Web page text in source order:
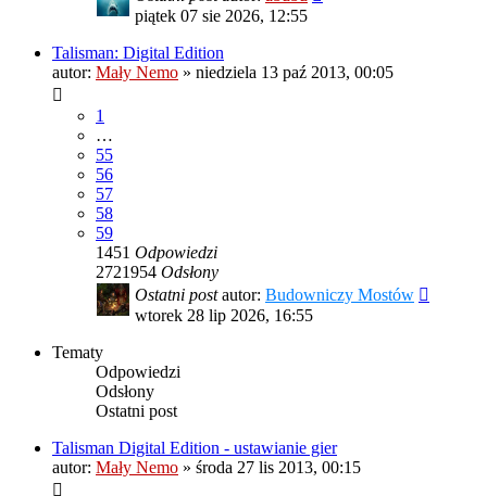
piątek 07 sie 2026, 12:55
Talisman: Digital Edition
autor: Mały Nemo » niedziela 13 paź 2013, 00:05
1
…
55
56
57
58
59
1451 Odpowiedzi
2721954 Odsłony
Ostatni postautor: Budowniczy Mostów
wtorek 28 lip 2026, 16:55
Tematy
Odpowiedzi
Odsłony
Ostatni post
Talisman Digital Edition - ustawianie gier
autor: Mały Nemo » środa 27 lis 2013, 00:15